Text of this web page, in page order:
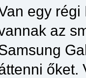
egy régi
az
őket.